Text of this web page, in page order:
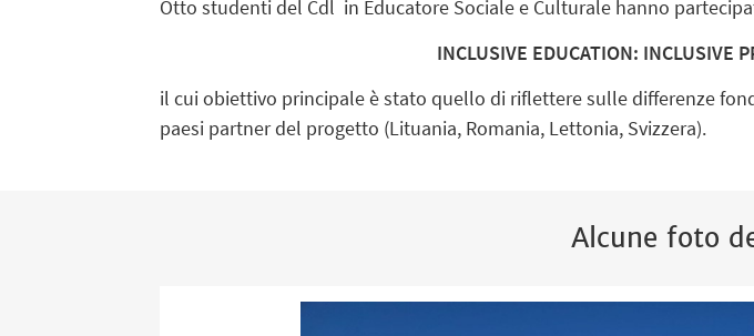
Otto studenti del Cdl in Educatore Sociale e Culturale hanno
INCLUSIVE EDUCATION: INCLUSIVE
il cui obiettivo principale è stato quello di riflettere sulle differenze
paesi partner del progetto (Lituania, Romania, Lettonia, Svizzera).
Alcune foto